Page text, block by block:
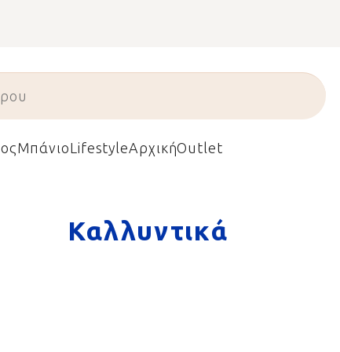
ΜπάνιοLifestyleΑρχικήOutlet
Καλλυντικά